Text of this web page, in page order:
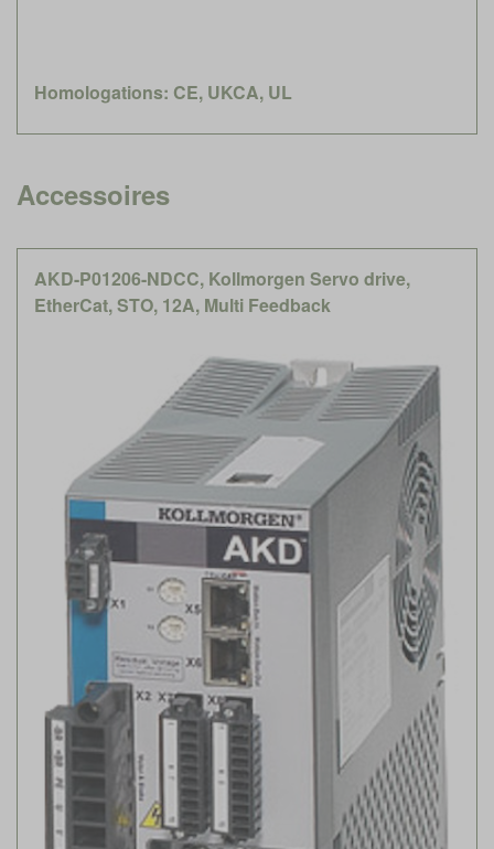
Homologations: CE, UKCA, UL
Accessoires
AKD-P01206-NDCC, Kollmorgen Servo drive,
EtherCat, STO, 12A, Multi Feedback